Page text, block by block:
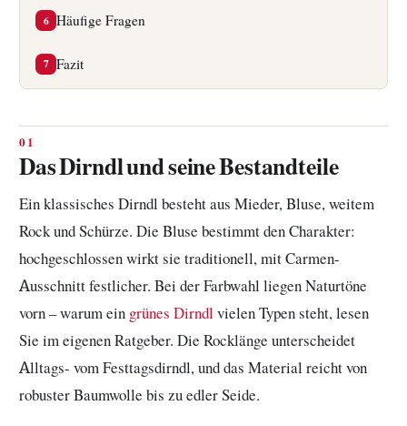
6 Häufige Fragen
7 Fazit
Das Dirndl und seine Bestandteile
Ein klassisches Dirndl besteht aus Mieder, Bluse, weitem
Rock und Schürze. Die Bluse bestimmt den Charakter:
hochgeschlossen wirkt sie traditionell, mit Carmen-
Ausschnitt festlicher. Bei der Farbwahl liegen Naturtöne
vorn – warum ein grünes Dirndl vielen Typen steht, lesen
Sie im eigenen Ratgeber. Die Rocklänge unterscheidet
Alltags- vom Festtagsdirndl, und das Material reicht von
robuster Baumwolle bis zu edler Seide.